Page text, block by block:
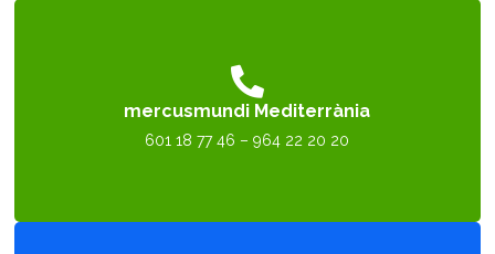

mercusmundi Mediterrània
601 18 77 46 – 964 22 20 20